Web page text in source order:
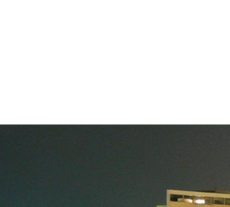
術大會以色列場次的多間新創公司，展現出